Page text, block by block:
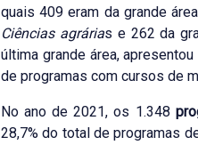
quais 409 eram da grande
Ciências agrárias e 262 da
última grande área,
de programas com cursos de
No ano de 2021, os 1.348
28,7% do total de programas